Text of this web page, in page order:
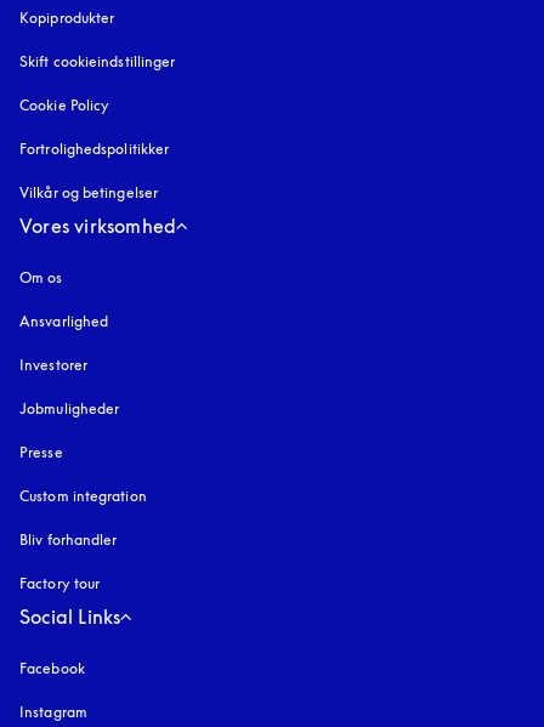
Kopiprodukter
Skift cookieindstillinger
Cookie Policy
Fortrolighedspolitikker
Vilkår og betingelser
Vores virksomhed
Om os
Ansvarlighed
Investorer
Jobmuligheder
Presse
Custom integration
Bliv forhandler
Factory tour
Social Links
Facebook
Instagram